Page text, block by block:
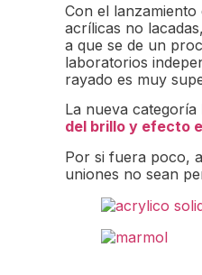
Con el
acrílicas no
a que se de un
laboratorios
rayado es muy
La nueva categoría
del brillo y efecto
Por si fuera poco,
uniones no sean